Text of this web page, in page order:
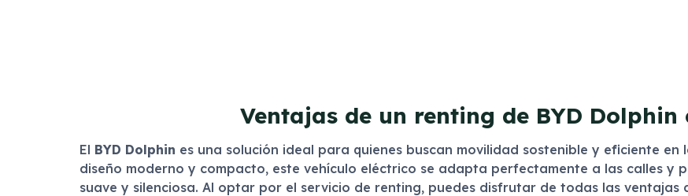
Ventajas de un renting de BYD Dolphin
El BYD Dolphin es una solución ideal para quienes buscan movilidad sostenible y eficiente en
diseño moderno y compacto, este vehículo eléctrico se adapta perfectamente a las calles y
suave y silenciosa. Al optar por el servicio de renting, puedes disfrutar de todas las